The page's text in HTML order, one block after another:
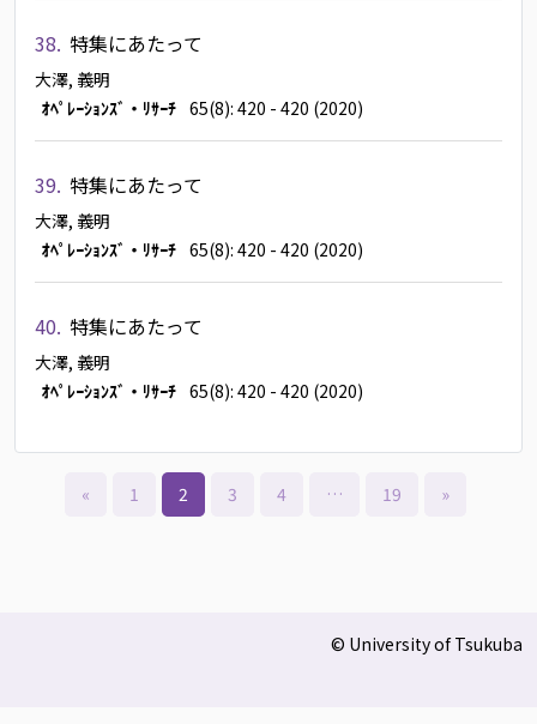
38. 特集にあたって
大澤, 義明
ｵﾍﾟﾚｰｼｮﾝｽﾞ・ﾘｻｰﾁ 65(8): 420 - 420 (2020)
39. 特集にあたって
大澤, 義明
ｵﾍﾟﾚｰｼｮﾝｽﾞ・ﾘｻｰﾁ 65(8): 420 - 420 (2020)
40. 特集にあたって
大澤, 義明
ｵﾍﾟﾚｰｼｮﾝｽﾞ・ﾘｻｰﾁ 65(8): 420 - 420 (2020)
« 1 2 3 4 … 19 »
© University of Tsukuba